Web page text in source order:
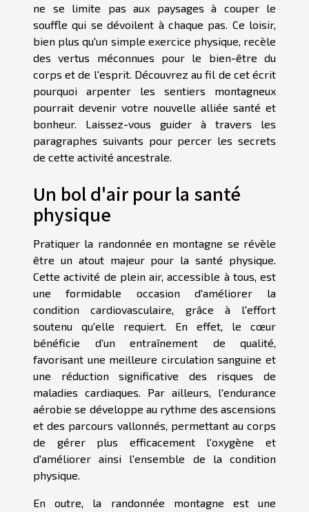
ne se limite pas aux paysages à couper le
souffle qui se dévoilent à chaque pas. Ce loisir,
bien plus qu'un simple exercice physique, recèle
des vertus méconnues pour le bien-être du
corps et de l'esprit. Découvrez au fil de cet écrit
pourquoi arpenter les sentiers montagneux
pourrait devenir votre nouvelle alliée santé et
bonheur. Laissez-vous guider à travers les
paragraphes suivants pour percer les secrets
de cette activité ancestrale.
Un bol d'air pour la santé
physique
Pratiquer la randonnée en montagne se révèle
être un atout majeur pour la santé physique.
Cette activité de plein air, accessible à tous, est
une formidable occasion d'améliorer la
condition cardiovasculaire, grâce à l'effort
soutenu qu'elle requiert. En effet, le cœur
bénéficie d'un entraînement de qualité,
favorisant une meilleure circulation sanguine et
une réduction significative des risques de
maladies cardiaques. Par ailleurs, l'endurance
aérobie se développe au rythme des ascensions
et des parcours vallonnés, permettant au corps
de gérer plus efficacement l'oxygène et
d'améliorer ainsi l'ensemble de la condition
physique.
En outre, la randonnée montagne est une